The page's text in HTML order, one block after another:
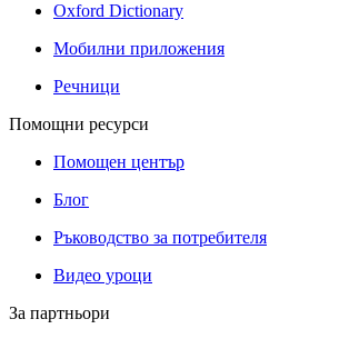
Oxford Dictionary
Мобилни приложения
Речници
Помощни ресурси
Помощен център
Блог
Ръководство за потребителя
Видео уроци
За партньори